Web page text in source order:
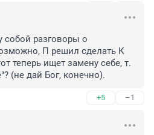
разговоры о
П решил сделать К
теперь ищет замену себе, т.
(не дай Бог, конечно).
+5 –1